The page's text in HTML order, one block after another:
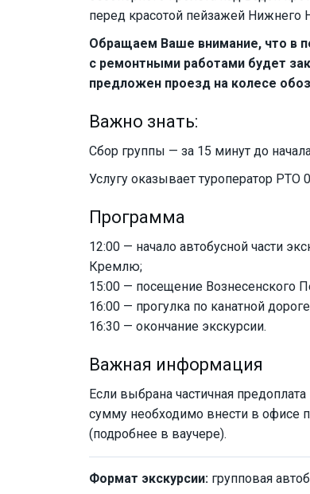
перед красотой пейзажей Нижнего
Обращаем Ваше внимание, что в
с ремонтными работами будет
предложен проезд на колесе
Важно знать:
Сбор группы — за 15 минут до
Услугу оказывает туроператор РТО
Программа
12:00 — начало автобусной части
Кремлю;
15:00 — посещение Вознесенского
16:00 — прогулка по канатной
16:30 — окончание экскурсии.
Важная информация
Если выбрана частичная
сумму необходимо внести в офисе
(подробнее в ваучере).
Формат экскурсии: групповая